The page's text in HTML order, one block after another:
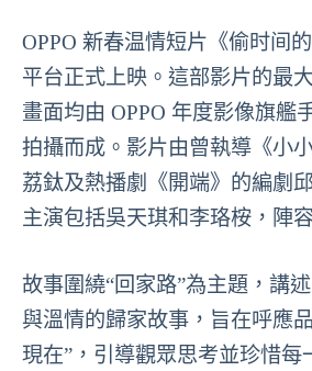
OPPO 新春温情短片《偷时间
平台正式上映。這部影片的最
畫面均由 OPPO 年度影像旗艦
拍攝而成。影片由曾執導《小
荔鈦及熱播劇《開端》的編劇
主演包括吳天琪和李珞桉，陣
故事圍繞“回家路”為主題，講
與溫情的歸家故事，旨在呼應
現在”，引導觀眾思考並珍惜每